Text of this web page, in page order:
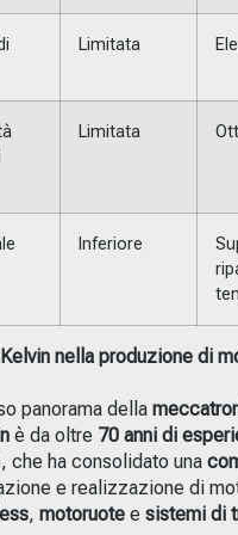
Limitata
Limitata
Inferiore
Kelvin nella produzione di
panorama della
è da oltre 70 anni di
che ha consolidato una
e realizzazione di
,motoruote esistemi di